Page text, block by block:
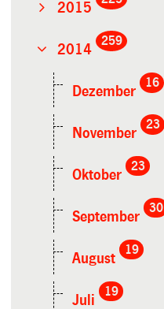
2015
2014
259
Dezember
16
November
23
Oktober
23
September
30
August
19
Juli
19